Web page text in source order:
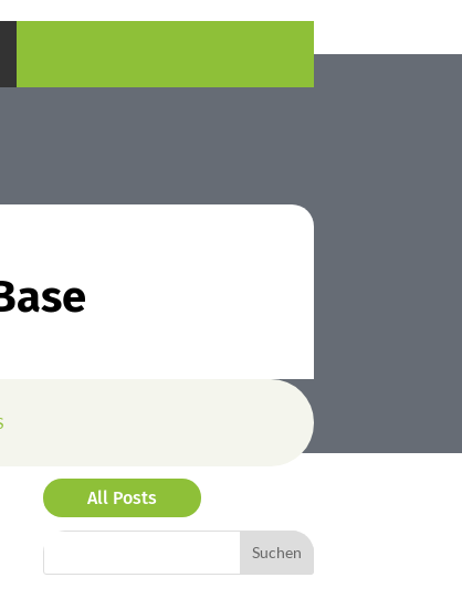
All Posts